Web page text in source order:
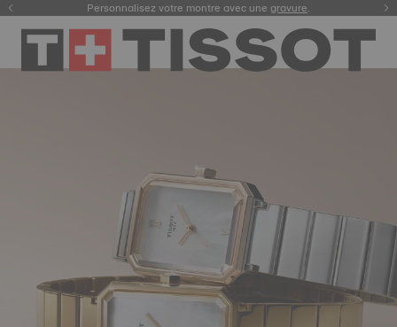
Personnalisez votre montre avec une gravure.
Enregistrez votre montrepour consulter votre garantie digitale et plus